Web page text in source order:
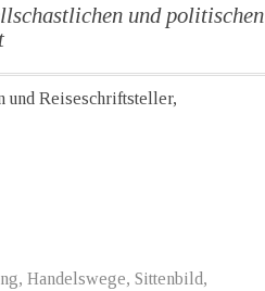
und politischen
und Reiseschriftsteller,
Handelswege, Sittenbild,